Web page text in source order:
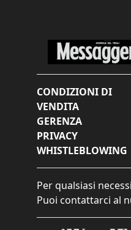
CONDIZIONI DI
VENDITA
GERENZA
PRIVACY
WHISTLEBLOWING
Per qualsiasi
Puoi contattarci al